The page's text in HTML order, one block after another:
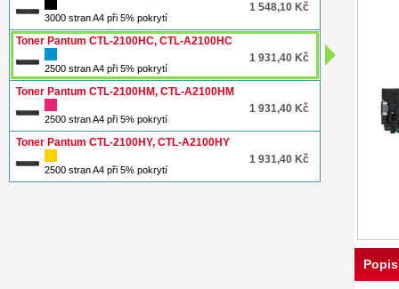
1 548,10 Kč
3000 stran A4 při 5% pokrytí
Toner Pantum CTL-2100HC, CTL-A2100HC
1 931,40 Kč
2500 stran A4 při 5% pokrytí
Toner Pantum CTL-2100HM, CTL-A2100HM
1 931,40 Kč
2500 stran A4 při 5% pokrytí
Toner Pantum CTL-2100HY, CTL-A2100HY
1 931,40 Kč
2500 stran A4 při 5% pokrytí